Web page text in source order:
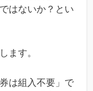
はないか？とい
ます。
は組入不要」で